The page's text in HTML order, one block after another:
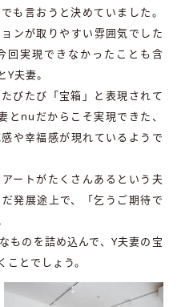
も言おうと決めていました。
ンが取りやすい雰囲気でした
回実現できなかったことも含
夫妻。
びたび「宝箱」と表現されて
とnuだからこそ実現できた、
や幸福感が現れているようで
ートがたくさんあるという夫
発展途上で、「乞うご期待で
ものを詰め込んで、Y夫妻の宝
とでしょう。